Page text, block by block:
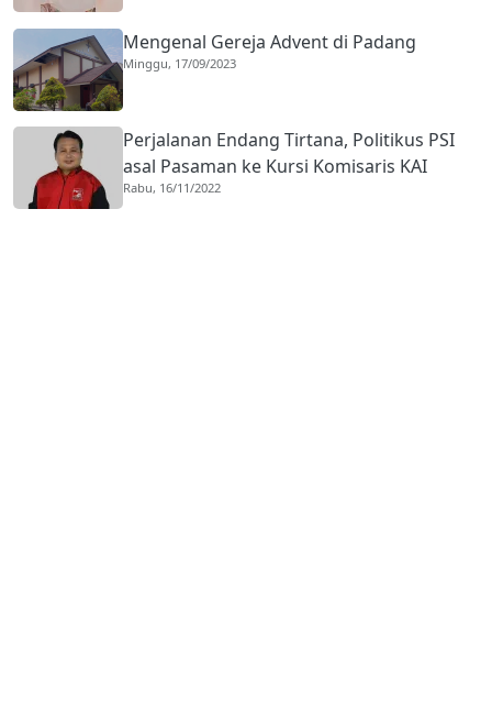
Mengenal Gereja Advent di Padang
Minggu, 17/09/2023
Perjalanan Endang Tirtana, Politikus PSI
asal Pasaman ke Kursi Komisaris KAI
Rabu, 16/11/2022